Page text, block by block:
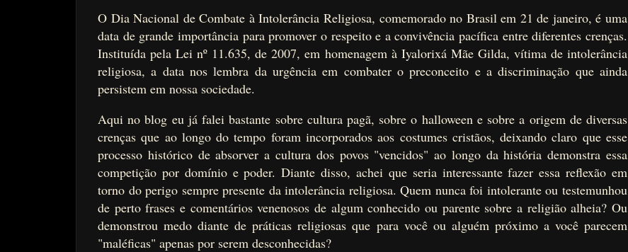
O Dia Nacional de Combate à Intolerância Religiosa, comemorado no Brasil em 21 de janeiro, é uma
data de grande importância para promover o respeito e a convivência pacífica entre diferentes crenças.
Instituída pela Lei nº 11.635, de 2007, em homenagem à Iyalorixá Mãe Gilda, vítima de intolerância
religiosa, a data nos lembra da urgência em combater o preconceito e a discriminação que ainda
persistem em nossa sociedade.
Aqui no blog eu já falei bastante sobre cultura pagã, sobre o halloween e sobre a origem de diversas
crenças que ao longo do tempo foram incorporados aos costumes cristãos, deixando claro que esse
processo histórico de absorver a cultura dos povos "vencidos" ao longo da história demonstra essa
competição por domínio e poder. Diante disso, achei que seria interessante fazer essa reflexão em
torno do perigo sempre presente da intolerância religiosa. Quem nunca foi intolerante ou testemunhou
de perto frases e comentários venenosos de algum conhecido ou parente sobre a religião alheia? Ou
demonstrou medo diante de práticas religiosas que para você ou alguém próximo a você parecem
"maléficas" apenas por serem desconhecidas?